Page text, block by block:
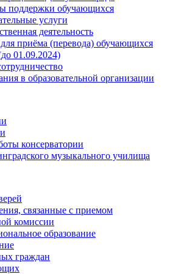
поддержки обучающихся
услуги
деятельность
приёма (перевода) обучающихся
01.09.2024)
в образовательной организации
консерватории
музыкального училища
связанные с приемом
комиссии
образование
граждан